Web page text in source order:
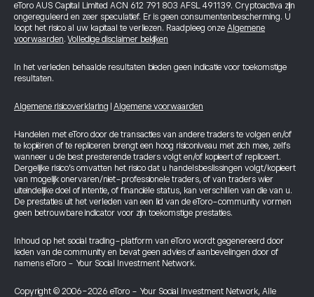
eToro AUS Capital Limited ACN 612 791 803 AFSL 491139. Cryptoactiva zijn
ongereguleerd en zeer speculatief. Er is geen consumentenbescherming. U
loopt het risico al uw kapitaal te verliezen. Raadpleeg onze Algemene
voorwaarden.Volledige disclaimer bekijken
In het verleden behaalde resultaten bieden geen indicatie voor toekomstige
resultaten.
Algemene risicoverklaring Algemene voorwaarden
Handelen met eToro door de transacties van andere traders te volgen en/of
te kopiëren of te repliceren brengt een hoog risiconiveau met zich mee, zelfs
wanneer u de best presterende traders volgt en/of kopieert of repliceert.
Dergelijke risico’s omvatten het risico dat u handelsbeslissingen volgt/kopieert
van mogelijk onervaren/niet-professionele traders, of van traders wier
uiteindelijke doel of intentie, of financiële status, kan verschillen van die van u.
De prestaties uit het verleden van een lid van de eToro-community vormen
geen betrouwbare indicator voor zijn toekomstige prestaties.
Inhoud op het social trading-platform van eToro wordt gegenereerd door
leden van de community en bevat geen advies of aanbevelingen door of
namens eToro - Your Social Investment Network.
Copyright © 2006-2026 eToro - Your Social Investment Network, Alle